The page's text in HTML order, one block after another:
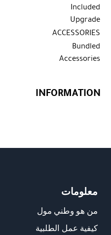
Included
Upgrade
ACCESSORIES
Bundled
Accessories
INFORMATION
معلومات
من هو وطني مول
كيفية عمل الطلبية